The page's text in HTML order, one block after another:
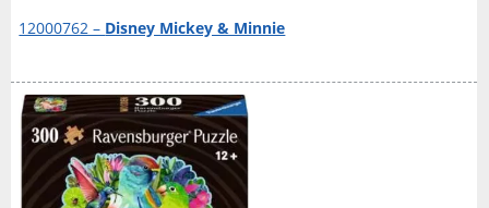
12000762 – Disney Mickey & Minnie